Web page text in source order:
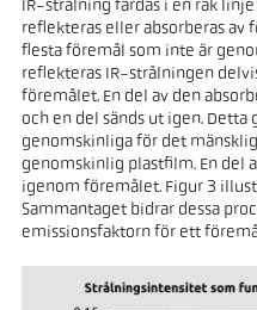
IR-strålning färdas i en rak
reflekteras eller absorberas av
flesta föremål som inte är
reflekteras IR-strålningen
föremålet. En del av den
och en del sänds ut igen.
genomskinliga för det
genomskinlig plastfilm. En del
igenom föremålet. Figur 3
Sammantaget bidrar dessa
emissionsfaktorn för ett